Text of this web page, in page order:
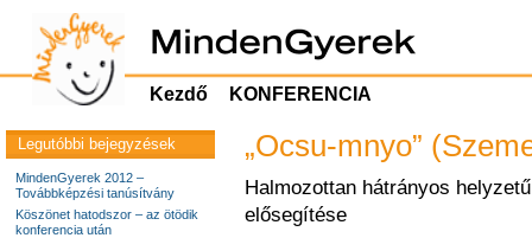
Kezdő KONFERENCIA
„Ocsu-mnyo”
Halmozottan hátrányos
elősegítése
Legutóbbi bejegyzések
MindenGyerek 2012 –
Továbbképzési tanúsítvány
Köszönet hatodszor – az ötödik
konferencia után